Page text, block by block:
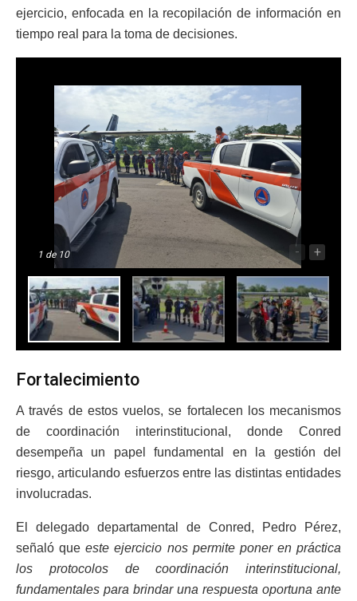
ejercicio, enfocada en la recopilación de información en
tiempo real para la toma de decisiones.
1 de 10 - +
Fortalecimiento
A través de estos vuelos, se fortalecen los mecanismos
de coordinación interinstitucional, donde Conred
desempeña un papel fundamental en la gestión del
riesgo, articulando esfuerzos entre las distintas entidades
involucradas.
El delegado departamental de Conred, Pedro Pérez,
señaló queeste ejercicio nos permite poner en práctica
los protocolos de coordinación interinstitucional,
fundamentales para brindar una respuesta oportuna ante